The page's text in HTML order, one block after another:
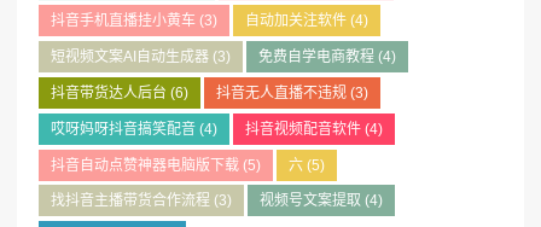
抖音手机直播挂小黄车(3) 自动加关注软件 (4)
短视频文案AI自动生成器(3) 免费自学电商教程 (4)
抖音带货达人后台 (6) 抖音无人直播不违规 (3)
哎呀妈呀抖音搞笑配音(4) 抖音视频配音软件 (4)
抖音自动点赞神器电脑版下载(5) 六 (5)
找抖音主播带货合作流程 (3) 视频号文案提取 (4)